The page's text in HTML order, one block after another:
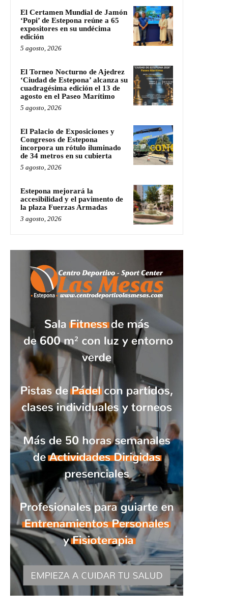
El Certamen Mundial de Jamón
‘Popi’ de Estepona reúne a 65
expositores en su undécima
edición
5 agosto, 2026
El Torneo Nocturno de Ajedrez
‘Ciudad de Estepona’ alcanza su
cuadragésima edición el 13 de
agosto en el Paseo Marítimo
5 agosto, 2026
El Palacio de Exposiciones y
Congresos de Estepona
incorpora un rótulo iluminado
de 34 metros en su cubierta
5 agosto, 2026
Estepona mejorará la
accesibilidad y el pavimento de
la plaza Fuerzas Armadas
3 agosto, 2026